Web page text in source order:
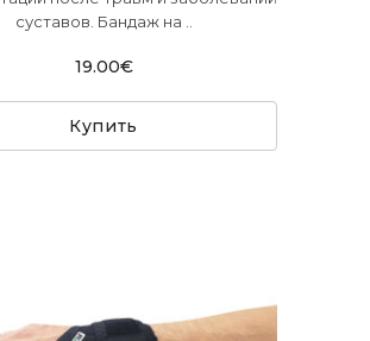
суставов. Бандаж на ..
19.00€
Купить